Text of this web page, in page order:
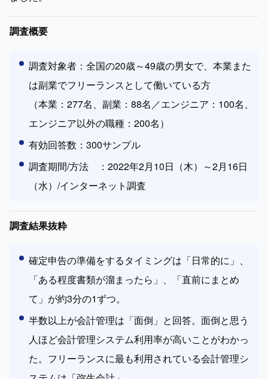
調査概要
調査対象者：全国の20歳～49歳の男女で、本業また
は副業でフリーランスとして働いている方
（本業：277名、副業：88名／エンジニア：100名、
エンジニア以外の職種：200名）
有効回答数：300サンプル
調査期間/方法　：2022年2月10日（木）～2月16日
（水） /インターネット調査
調査結果抜粋
確定申告の準備をするタイミングは「日常的に」、
「ある程度書類が溜まったら」、「直前にまとめ
て」が約3分の1ずつ。
半数以上が会計管理は「面倒」と回答。面倒と思う
人ほど会計管理システム利用率が高いことがわかっ
た。フリーランスに最も利用されている会計管理シ